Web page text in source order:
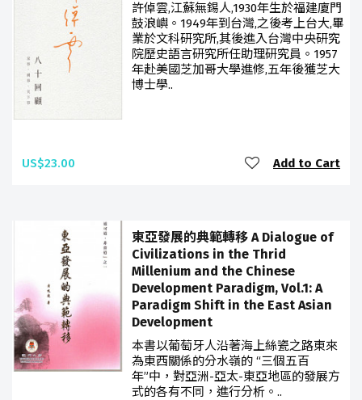
許倬雲,江蘇無錫人,1930年生於福建廈門
鼓浪嶼。1949年到台灣,之後考上台大,畢
業於文科研究所,其後進入台灣中央研究
院歷史語言研究所任助理研究員。1957
年赴美國芝加哥大學進修,五年後獲芝大
博士學..
US$23.00 Add to Cart
東亞發展的典範轉移 A Dialogue of
Civilizations in the Thrid
Millenium and the Chinese
Development Paradigm, Vol.1: A
Paradigm Shift in the East Asian
Development
本書以葡萄牙人沿著海上絲瓷之路東來
為東西關係的分水嶺的 “三個五百
年”中，對亞洲-亞太-東亞地區的發展方
式的各有不同，進行分析。..